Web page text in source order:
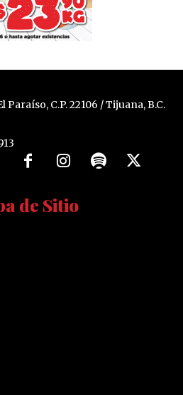
Paraíso, C.P. 22106 / Tijuana, B.C.
de Sitio